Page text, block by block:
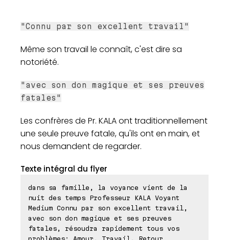
"Connu par son excellent travail"
Même son travail le connaît, c'est dire sa
notoriété.
"avec son don magique et ses preuves
fatales"
Les confrères de Pr. KALA ont traditionnellement
une seule preuve fatale, qu'ils ont en main, et
nous demandent de regarder.
Texte intégral du flyer
dans sa famille, la voyance vient de la
nuit des temps Professeur KALA Voyant
Medium Connu par son excellent travail,
avec son don magique et ses preuves
fatales, résoudra rapidement tous vos
problèmes: Amour, Travail, Retour